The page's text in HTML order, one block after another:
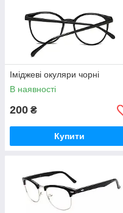
Іміджеві окуляри чорні
В наявності
200 ₴
Купити